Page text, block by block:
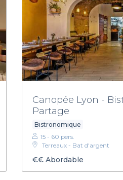
Canopée Lyon -
Partage
Bistronomique
15 - 60 pers.
Terreaux - Bat d'argent
€€ Abordable